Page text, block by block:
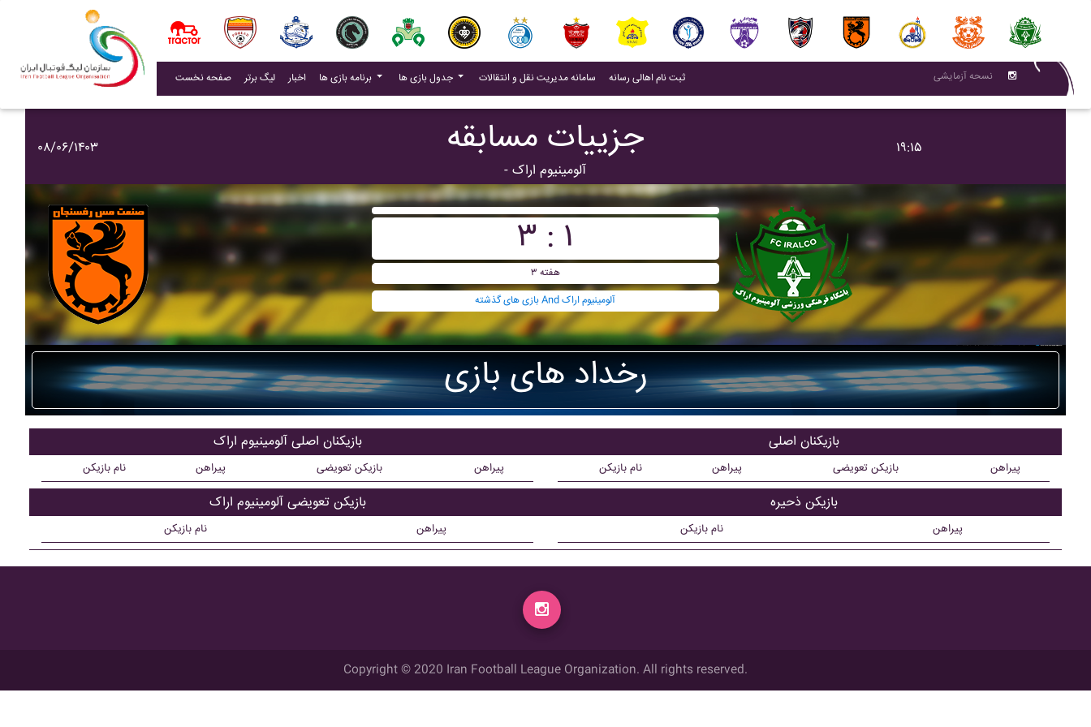
صفحه نخست لیگ برتر اخبار(current) برنامه بازی ها جدول بازی ها سامانه مدیریت نقل و انتقالات (current)
ثبت نام اهالی رسانه(current) نسحه آزمایشی
۰۸/۰۶/۱۴۰۳ جزییات مسابقه
- آلومينيوم اراک
۱۹:۱۵
۳ : ۱
هفته ۳
بازی های گذشته And آلومينيوم اراک
رخداد های بازی
بازیکنان اصلی آلومينيوم اراک
نام بازیکن پیراهن بازیکن تعویضی پیراهن
بازیکن تعویضی آلومينيوم اراک
نام بازیکن پیراهن
بازیکنان اصلی
نام بازیکن پیراهن بازیکن تعویضی پیراهن
بازیکن ذحیره
نام بازیکن پیراهن
Copyright © 2020 Iran Football League Organization. All rights reserved.